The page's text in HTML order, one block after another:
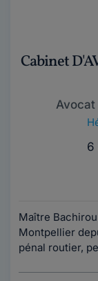
Cabinet
6
Maître
Montpellier
pénal routier,